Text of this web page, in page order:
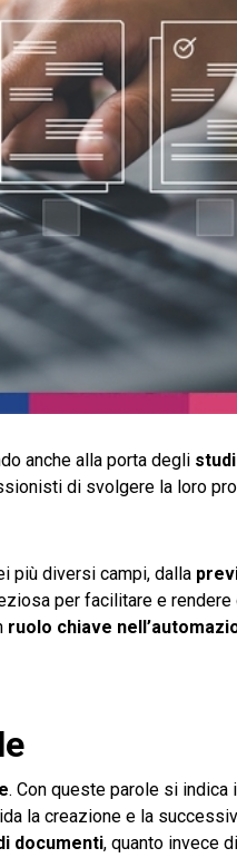
anche alla porta degli
di svolgere la loro
più diversi campi, dalla
per facilitare e
ruolo chiave
. Con queste parole si
la creazione e la
documenti, quanto invece